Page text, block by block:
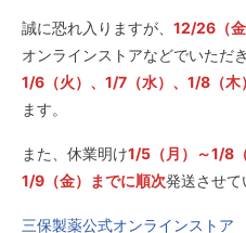
誠に恐れ入りますが、 12/26（金
オンラインストアなどでいただ
1/6（火）、1/7（水）、1/8（木）
ます。
また、休業明け1/5（月）～1/8（
1/9（金）までに順次発送させて
三保製薬公式オンラインストア